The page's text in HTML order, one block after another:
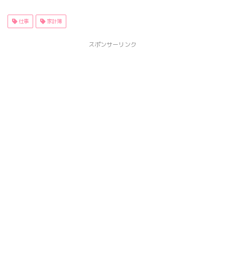
仕事 家計簿
スポンサーリンク